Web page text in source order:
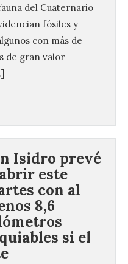
del Cuaternario
fósiles y
con más de
de gran valor
Isidro prevé
este
con al
8,6
si el